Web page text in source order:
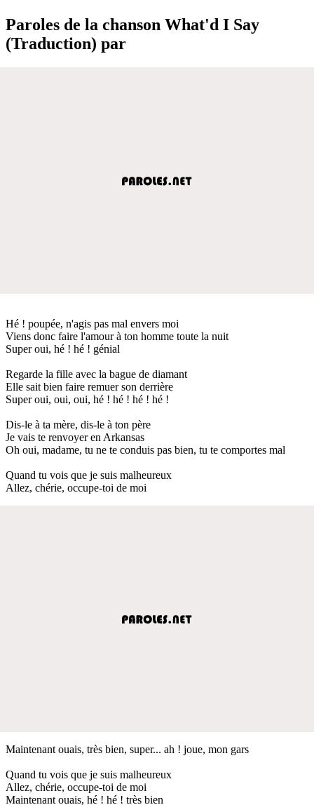
Paroles de la chanson What'd I Say
(Traduction) par
Hé ! poupée, n'agis pas mal envers moi
Viens donc faire l'amour à ton homme toute la nuit
Super oui, hé ! hé ! génial
Regarde la fille avec la bague de diamant
Elle sait bien faire remuer son derrière
Super oui, oui, oui, hé ! hé ! hé ! hé !
Dis-le à ta mère, dis-le à ton père
Je vais te renvoyer en Arkansas
Oh oui, madame, tu ne te conduis pas bien, tu te comportes mal
Quand tu vois que je suis malheureux
Allez, chérie, occupe-toi de moi
Maintenant ouais, très bien, super... ah ! joue, mon gars
Quand tu vois que je suis malheureux
Allez, chérie, occupe-toi de moi
Maintenant ouais, hé ! hé ! très bien